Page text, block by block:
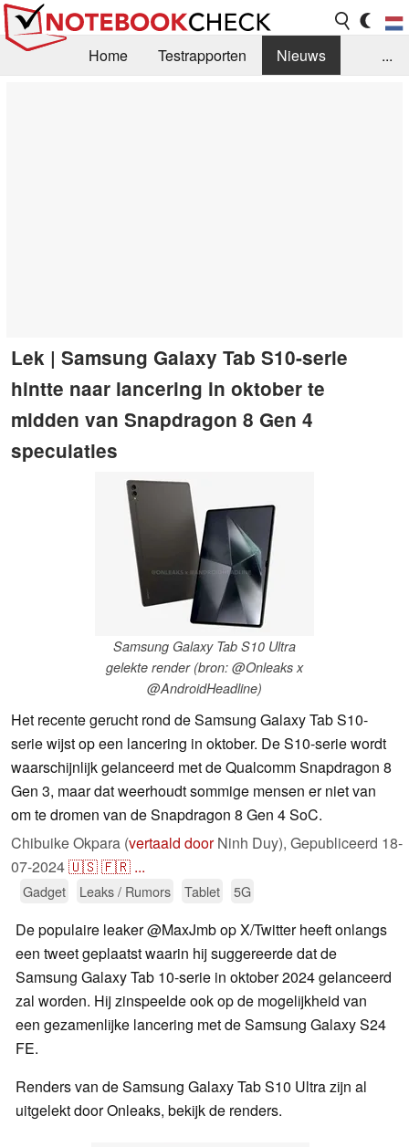
Home Testrapporten
Nieuws
...
Lek | Samsung Galaxy Tab S10-serie
hintte naar lancering in oktober te
midden van Snapdragon 8 Gen 4
speculaties
Samsung Galaxy Tab S10 Ultra
gelekte render (bron: @Onleaks x
@AndroidHeadline)
Het recente gerucht rond de Samsung Galaxy Tab S10-
serie wijst op een lancering in oktober. De S10-serie wordt
waarschijnlijk gelanceerd met de Qualcomm Snapdragon 8
Gen 3, maar dat weerhoudt sommige mensen er niet van
om te dromen van de Snapdragon 8 Gen 4 SoC.
Chibuike Okpara (vertaald doorNinh Duy), Gepubliceerd 18-
07-2024🇺🇸🇫🇷 ...
Gadget Leaks / Rumors Tablet 5G
De populaire leaker @MaxJmb op X/Twitter heeft onlangs
een tweet geplaatst waarin hij suggereerde dat de
Samsung Galaxy Tab 10-serie in oktober 2024 gelanceerd
zal worden. Hij zinspeelde ook op de mogelijkheid van
een gezamenlijke lancering met de Samsung Galaxy S24
FE.
Renders van de Samsung Galaxy Tab S10 Ultra zijn al
uitgelekt door Onleaks, bekijk de renders.